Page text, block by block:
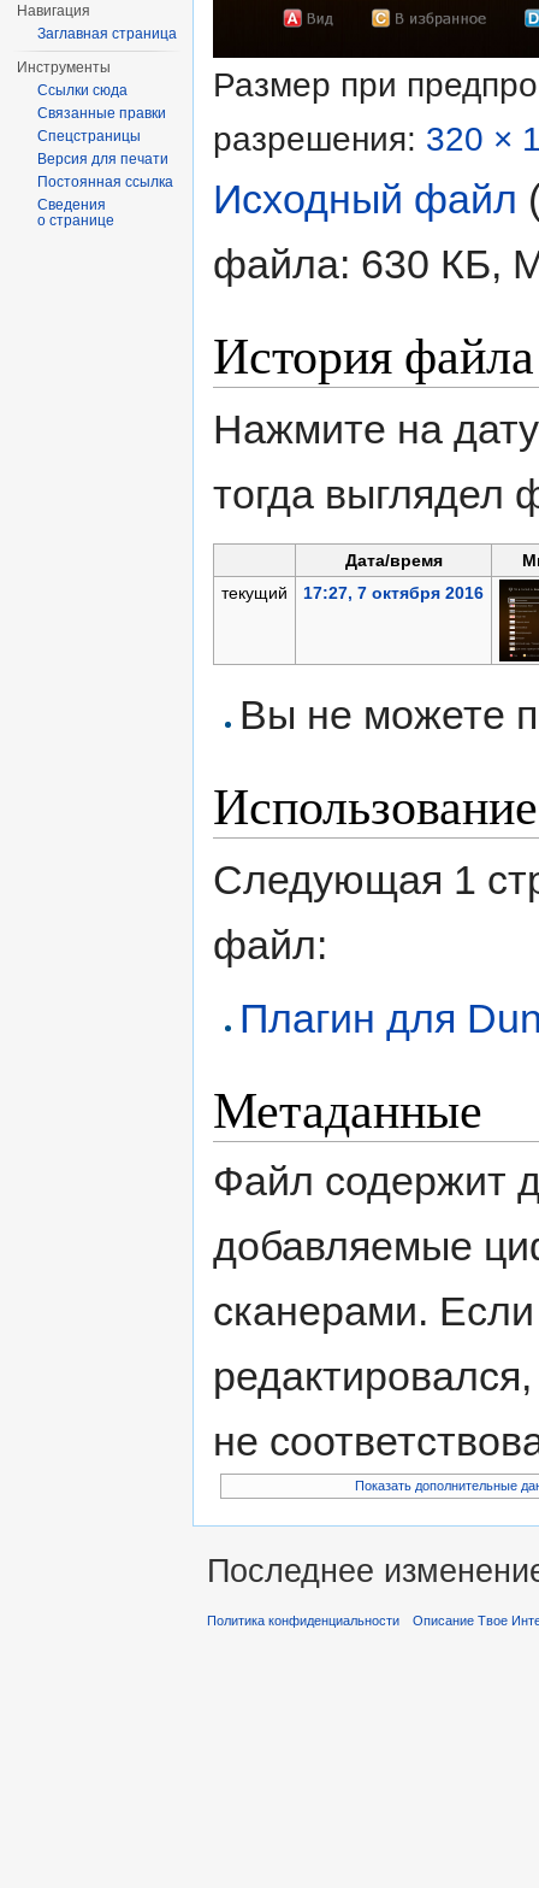
Размер при
разрешения: 320 ×
Исходный файл
файла: 630 КБ,
История файла
Нажмите на
тогда выглядел
Дата/время
текущий
17:27, 7 октября 2016
Вы не можете
Следующая 1
файл:
Плагин для
Метаданные
Файл содержит
добавляемые
сканерами.
не
Показать дополнительные
Навигация
Заглавная страница
Инструменты
Ссылки сюда
Связанные правки
Спецстраницы
Версия для печати
Постоянная ссылка
Сведения
о странице
Последнее
Политика конфиденциальности Описание Твое